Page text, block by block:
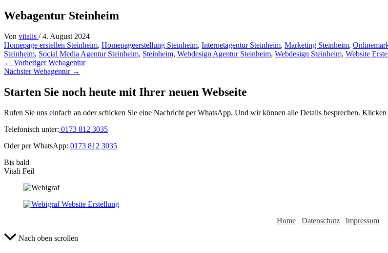
Webagentur Steinheim
Von vitalis /4. August 2024
Homepage erstellen Steinheim, Homepageerstellung Steinheim, Internetagentur Steinheim, Marketing Steinheim,
Steinheim, Social Media Agentur Steinheim, Steinheim, Webdesign Agentur Steinheim, Webdesign Steinheim, Website
← Vorheriger Webagentur
Nächster Webagentur →
Starten Sie noch heute mit Ihrer neuen Webseite
Rufen Sie uns einfach an oder schicken Sie eine Nachricht per WhatsApp. Und wir können alle Details besprechen.
Telefonisch unter: 0173 812 3035
Oder per WhatsApp: 0173 812 3035
Bis bald
Vitali Feil
Home Datenschutz Impressum
Nach oben scrollen